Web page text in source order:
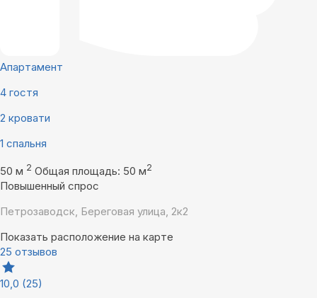
Апартамент
4 гостя
2 кровати
1 спальня
50 м 2 Общая площадь: 50 м2
Повышенный спрос
Петрозаводск, Береговая улица, 2к2
Показать расположение на карте
25 отзывов
10,0 (25)